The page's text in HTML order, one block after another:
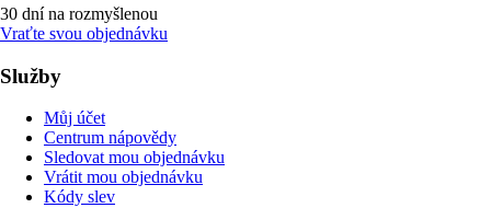
30 dní na rozmyšlenou
Vraťte svou objednávku
Služby
Můj účet
Centrum nápovědy
Sledovat mou objednávku
Vrátit mou objednávku
Kódy slev